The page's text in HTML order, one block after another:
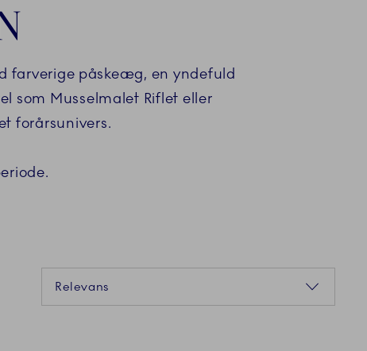
farverige påskeæg, en yndefuld
som Musselmalet Riflet eller
forårsunivers.
Relevans